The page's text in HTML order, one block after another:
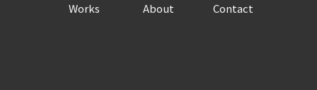
Works About Contact